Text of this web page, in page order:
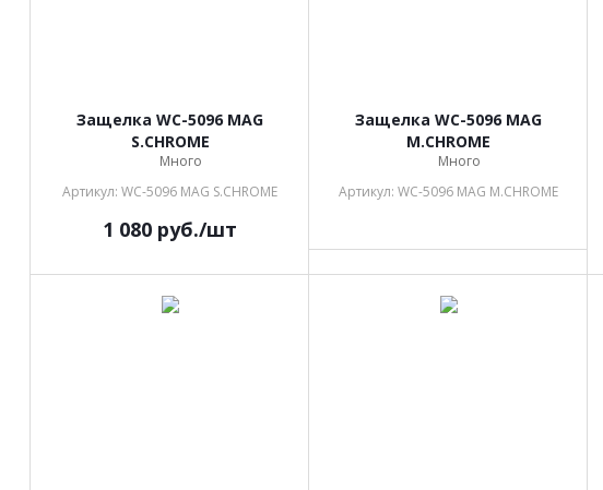
Защелка WC-5096 MAG
S.CHROME
Много
Артикул: WC-5096 MAG S.CHROME
1 080 руб./шт
Защелка WC-5096 MAG
M.CHROME
Много
Артикул: WC-5096 MAG M.CHROME